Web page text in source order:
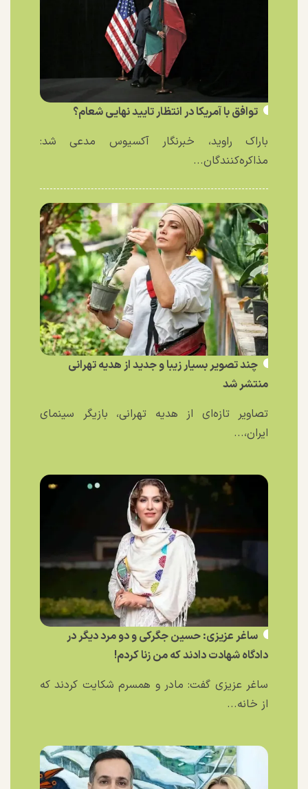
توافق با آمریکا در انتظار تایید نهایی شعام؟
باراک راوید، خبرنگار آکسیوس مدعی شد:
مذاکره‌کنندگان...
چند تصویر بسیار زیبا و جدید از هدیه تهرانی
منتشر شد
تصاویر تازه‌ای از هدیه تهرانی، بازیگر سینمای
ایران،...
ساغر عزیزی: حسین جگرکی و دو مرد دیگر در
دادگاه شهادت دادند که من زنا کردم!
ساغر عزیزی گفت: مادر و همسرم شکایت کردند که
از خانه...